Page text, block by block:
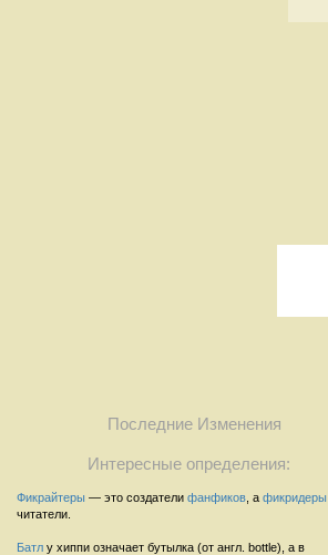
Последние Изменения
Интересные определения:
Фикрайтеры — это создатели фанфиков , а фикридеры
читатели.
Батл у хиппи означает бутылка (от англ. bottle), а в